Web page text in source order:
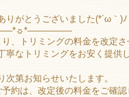
りがとうございました(*´ω｀)ﾉ
、トリミングの料金を改定さ
寧なトリミングをお安く提供
次第お知らせいたします。
約は、改定後の料金をご確認